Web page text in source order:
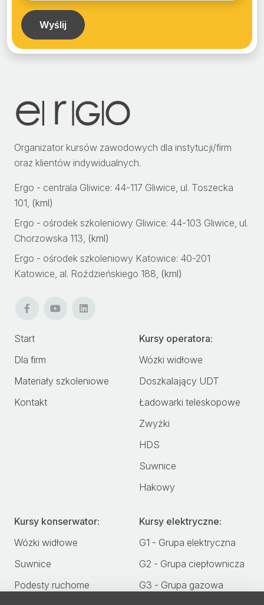
Organizator kursów zawodowych dla instytucji/firm
oraz klientów indywidualnych.
Ergo - centrala Gliwice: 44-117 Gliwice, ul. Toszecka
101, (kml)
Ergo - ośrodek szkoleniowy Gliwice: 44-103 Gliwice, ul.
Chorzowska 113, (kml)
Ergo - ośrodek szkoleniowy Katowice: 40-201
Katowice, al. Roździeńskiego 188, (kml)
Start
Dla firm
Materiały szkoleniowe
Kontakt
Kursy operatora:
Wózki widłowe
Doszkalający UDT
Ładowarki teleskopowe
Zwyżki
HDS
Suwnice
Hakowy
Kursy konserwator:
Wózki widłowe
Suwnice
Podesty ruchome
Kursy elektryczne:
G1 - Grupa elektryczna
G2 - Grupa ciepłownicza
G3 - Grupa gazowa